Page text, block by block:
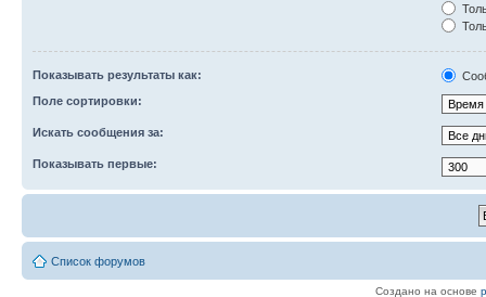
Показывать результаты как:
Поле сортировки:
Искать сообщения за:
Показывать первые:
Список форумов
Создано на основе